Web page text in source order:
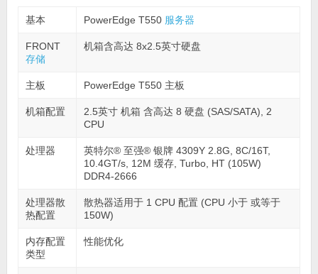
基本 PowerEdge T550 服务器
FRONT
存储
机箱含高达 8x2.5英寸硬盘
主板 PowerEdge T550 主板
机箱配置
2.5英寸 机箱 含高达 8 硬盘 (SAS/SATA), 2
CPU
处理器
英特尔® 至强® 银牌 4309Y 2.8G, 8C/16T,
10.4GT/s, 12M 缓存, Turbo, HT (105W)
DDR4-2666
处理器散
热配置
散热器适用于 1 CPU 配置 (CPU 小于 或等于
150W)
内存配置
类型
性能优化